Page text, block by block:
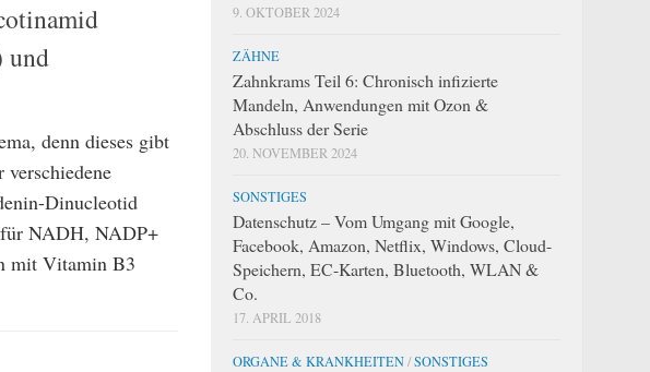
und
denn dieses gibt
verschiedene
Dinucleotid
NADH, NADP+
mit Vitamin B3
9. OKTOBER 2024
ZÄHNE
Zahnkrams Teil 6: Chronisch infizierte
Mandeln, Anwendungen mit Ozon &
Abschluss der Serie
20. NOVEMBER 2024
SONSTIGES
Datenschutz – Vom Umgang mit Google,
Facebook, Amazon, Netflix, Windows, Cloud-
Speichern, EC-Karten, Bluetooth, WLAN &
Co.
17. APRIL 2018
ORGANE & KRANKHEITEN/SONSTIGES